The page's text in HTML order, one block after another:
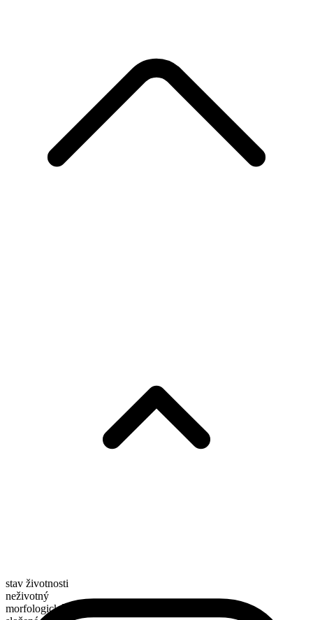
stav životnosti
neživotný
morfologické složení